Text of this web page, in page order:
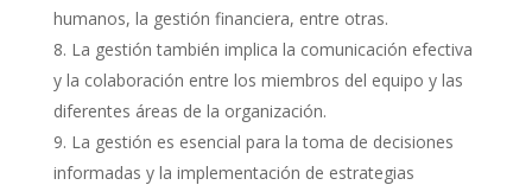
humanos, la gestión financiera, entre otras.
La gestión también implica la comunicación efectiva
y la colaboración entre los miembros del equipo y las
diferentes áreas de la organización.
La gestión es esencial para la toma de decisiones
informadas y la implementación de estrategias